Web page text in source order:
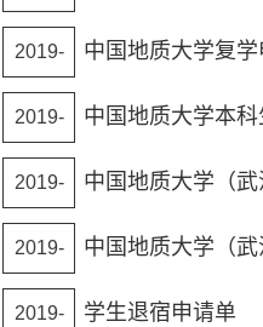
10-16
中国地质大学复学
2019-
10-24
中国地质大学本
2019-
10-24
2019-
10-24
2019-
10-24
学生退宿申请单
2019-